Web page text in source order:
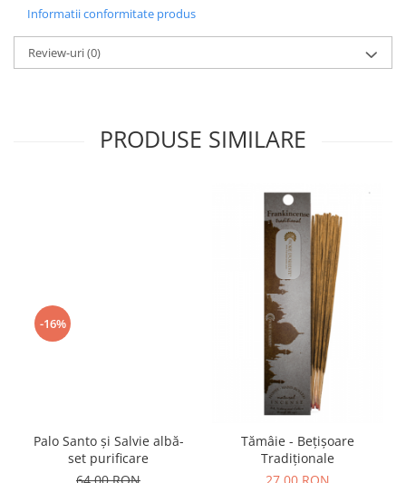
Informatii conformitate produs
Review-uri(0)
PRODUSE SIMILARE
-16%
Palo Santo și Salvie albă-
set purificare
64,00 RON
Tămâie - Bețișoare
Tradiționale
27,00 RON